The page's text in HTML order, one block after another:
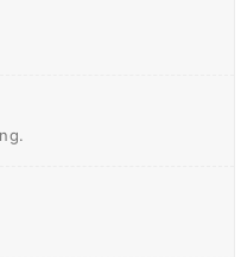
cao
vật liệu
trình